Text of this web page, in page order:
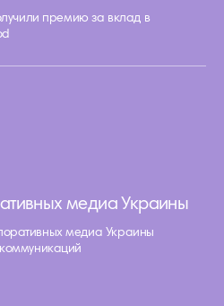
премию за вклад в
медиа Украины
медиа Украины